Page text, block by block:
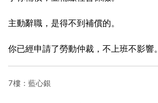
主動辭職，是得不到補償的。
你已經申請了勞動仲裁，不上班不影響。
7樓：藍心銀